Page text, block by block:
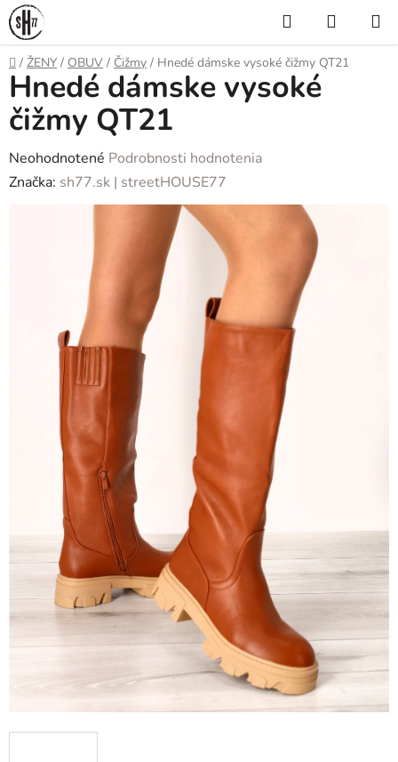
Prejsť
na
obsah
Hľadať
KOŠÍK
Domov
/ ŽENY / OBUV / Čižmy / Hnedé dámske vysoké čižmy QT21
Hnedé dámske vysoké
čižmy QT21
Priemerné
hodnotenie
hviezdičiek.
Neohodnotené Podrobnosti hodnotenia
Značka: sh77.sk | streetHOUSE77